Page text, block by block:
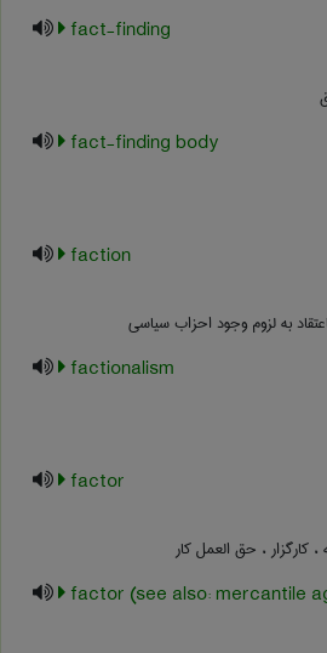
fact-finding
fact-finding body
faction
به لزوم وجود احزاب سیاسی
factionalism
factor
کارگزار ، حق العمل کار
factor (see also: mercantile